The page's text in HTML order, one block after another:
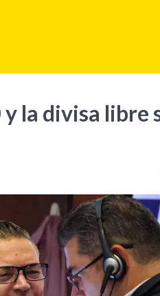
la divisa libre